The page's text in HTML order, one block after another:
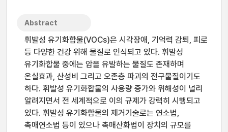
Abstract
휘발성 유기화합물(VOCs)은 시각장애, 기억력 감퇴, 피로
등 다양한 건강 위해 물질로 인식되고 있다. 휘발성
유기화합물 중에는 암을 유발하는 물질도 존재하며
온실효과, 산성비 그리고 오존층 파괴의 전구물질이기도
하다. 휘발성 유기화합물의 사용량 증가와 위해성이 널리
알려지면서 전 세계적으로 이의 규제가 강력히 시행되고
있다. 휘발성 유기화합물의 제거기술로는 연소법,
촉매연소법 등이 있으나 촉매산화법이 장치의 규모를